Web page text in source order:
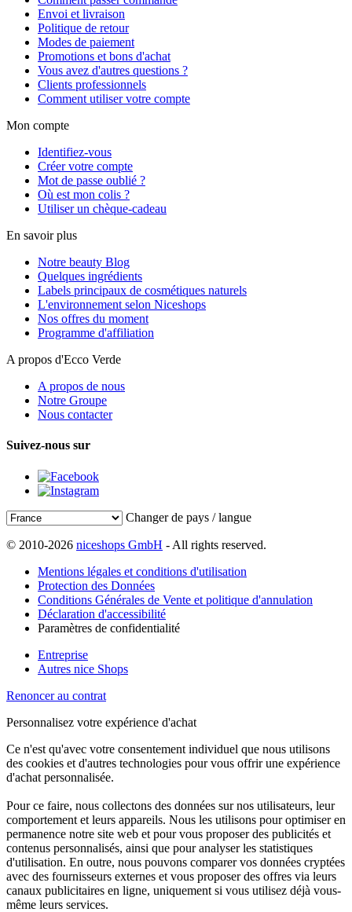
Envoi et livraison
Politique de retour
Modes de paiement
Promotions et bons d'achat
Vous avez d'autres questions ?
Clients professionnels
Comment utiliser votre compte
Mon compte
Identifiez-vous
Créer votre compte
Mot de passe oublié ?
Où est mon colis ?
Utiliser un chèque-cadeau
En savoir plus
Notre beauty Blog
Quelques ingrédients
Labels principaux de cosmétiques naturels
L'environnement selon Niceshops
Nos offres du moment
Programme d'affiliation
A propos d'Ecco Verde
A propos de nous
Notre Groupe
Nous contacter
Suivez-nous sur
Changer de pays / langue
© 2010-2026 niceshops GmbH - All rights reserved.
Mentions légales et conditions d'utilisation
Protection des Données
Conditions Générales de Vente et politique d'annulation
Déclaration d'accessibilité
Paramètres de confidentialité
Entreprise
Autres nice Shops
Renoncer au contrat
Personnalisez votre expérience d'achat
Ce n'est qu'avec votre consentement individuel que nous utilisons
des cookies et d'autres technologies pour vous offrir une expérience
d'achat personnalisée.
Pour ce faire, nous collectons des données sur nos utilisateurs, leur
comportement et leurs appareils. Nous les utilisons pour optimiser en
permanence notre site web et pour vous proposer des publicités et
contenus personnalisés, ainsi que pour analyser les statistiques
d'utilisation. En outre, nous pouvons comparer vos données cryptées
avec des fournisseurs externes et vous proposer des offres via leurs
canaux publicitaires en ligne, uniquement si vous utilisez déjà vous-
même leurs services.